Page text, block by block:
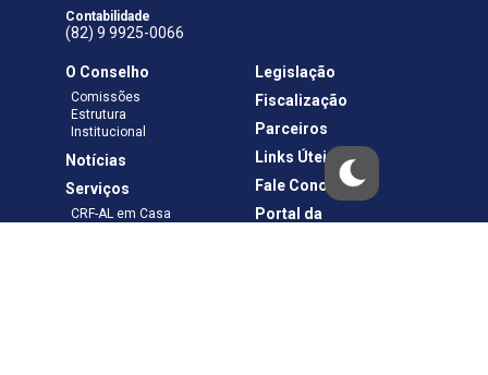
Contabilidade
(82) 9 9925-0066
O Conselho
Comissões
Estrutura
Institucional
Notícias
Serviços
CRF-AL em Casa
Legislação
Fiscalização
Parceiros
Links Úteis
Fale Conosco
Portal da